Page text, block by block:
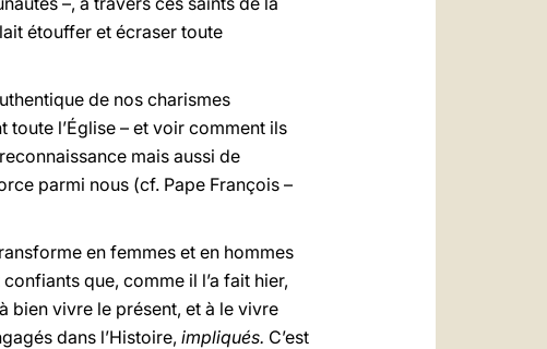
étouffer et écraser toute
de nos charismes
l’Église – et voir comment ils
mais aussi de
parmi nous (cf. Pape François –
en femmes et en hommes
que, comme il l’a fait hier,
bien vivre le présent, et à le vivre
dans l’Histoire, impliqués. C’est